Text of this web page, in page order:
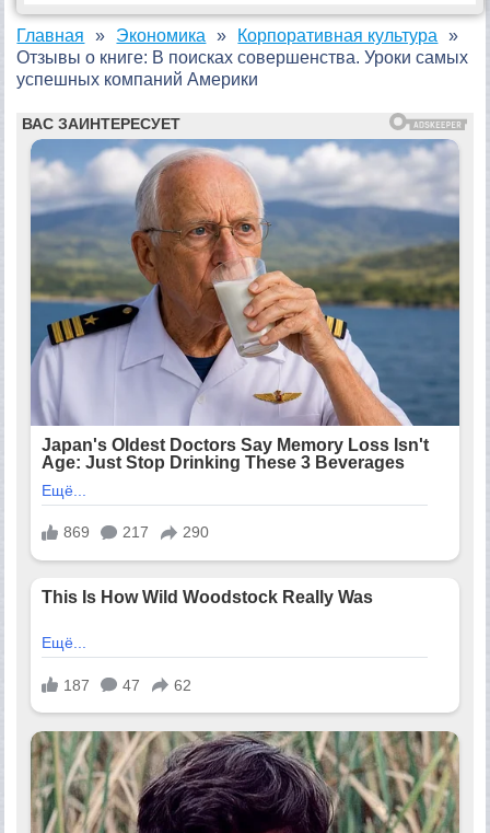
Главная Экономика
Корпоративная культура
Отзывы о книге: В поисках совершенства. Уроки самых
успешных компаний Америки